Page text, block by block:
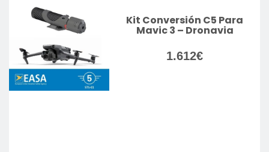
Kit Conversión C5 Para
Mavic 3 – Dronavia
1.612€